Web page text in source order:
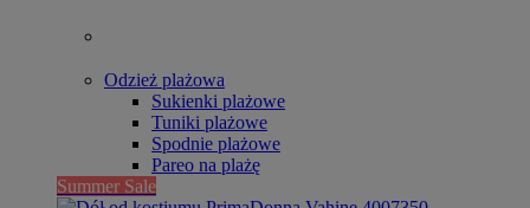
Odzież plażowa
Sukienki plażowe
Tuniki plażowe
Spodnie plażowe
Pareo na plażę
Summer Sale